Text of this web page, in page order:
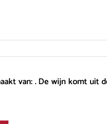
van: . De wijn komt uit